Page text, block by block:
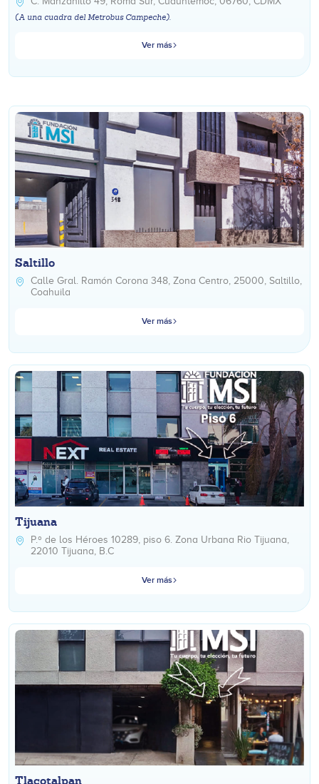
(A una cuadra del Metrobus Campeche).
Ver más
Saltillo
Calle Gral. Ramón Corona 348, Zona Centro, 25000, Saltillo,
Coahuila
Ver más
Tijuana
P.º de los Héroes 10289, piso 6. Zona Urbana Rio Tijuana,
22010 Tijuana, B.C
Ver más
Tlacotalpan